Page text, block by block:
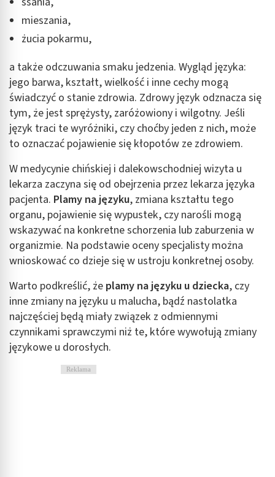
mieszania,
żucia pokarmu,
a także odczuwania smaku jedzenia. Wygląd języka:
jego barwa, kształt, wielkość i inne cechy mogą
świadczyć o stanie zdrowia. Zdrowy język odznacza się
tym, że jest sprężysty, zaróżowiony i wilgotny. Jeśli
język traci te wyróżniki, czy choćby jeden z nich, może
to oznaczać pojawienie się kłopotów ze zdrowiem.
W medycynie chińskiej i dalekowschodniej wizyta u
lekarza zaczyna się od obejrzenia przez lekarza języka
pacjenta. Plamy na języku, zmiana kształtu tego
organu, pojawienie się wypustek, czy narośli mogą
wskazywać na konkretne schorzenia lub zaburzenia w
organizmie. Na podstawie oceny specjalisty można
wnioskować co dzieje się w ustroju konkretnej osoby.
Warto podkreślić, że plamy na języku u dziecka, czy
inne zmiany na języku u malucha, bądź nastolatka
najczęściej będą miały związek z odmiennymi
czynnikami sprawczymi niż te, które wywołują zmiany
językowe u dorosłych.
Reklama